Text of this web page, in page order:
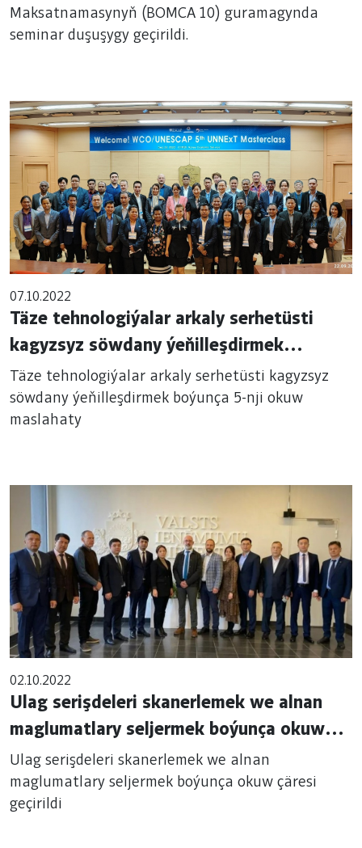
Maksatnamasynyň (BOMCA 10) guramagynda
seminar duşuşygy geçirildi.
07.10.2022
Täze tehnologiýalar arkaly serhetüsti
kagyzsyz söwdany ýeňilleşdirmek
boýunça 5-nji okuw maslahaty
Täze tehnologiýalar arkaly serhetüsti kagyzsyz
söwdany ýeňilleşdirmek boýunça 5-nji okuw
maslahaty
02.10.2022
Ulag serişdeleri skanerlemek we alnan
maglumatlary seljermek boýunça okuw
çäresi geçirildi
Ulag serişdeleri skanerlemek we alnan
maglumatlary seljermek boýunça okuw çäresi
geçirildi